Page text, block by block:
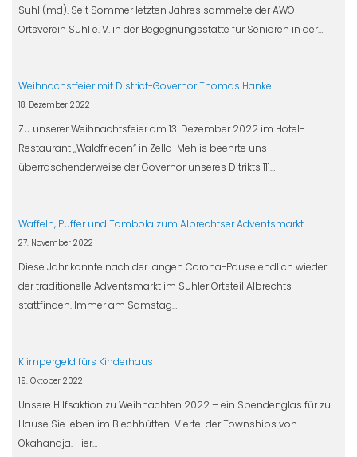
Suhl (md). Seit Sommer letzten Jahres sammelte der AWO
Ortsverein Suhl e. V. in der Begegnungsstätte für Senioren in der…
Weihnachstfeier mit District-Governor Thomas Hanke
18. Dezember 2022
Zu unserer Weihnachtsfeier am 13. Dezember 2022 im Hotel-
Restaurant „Waldfrieden“ in Zella-Mehlis beehrte uns
überraschenderweise der Governor unseres Ditrikts 111…
Waffeln, Puffer und Tombola zum Albrechtser Adventsmarkt
27. November 2022
Diese Jahr konnte nach der langen Corona-Pause endlich wieder
der traditionelle Adventsmarkt im Suhler Ortsteil Albrechts
stattfinden. Immer am Samstag…
Klimpergeld fürs Kinderhaus
19. Oktober 2022
Unsere Hilfsaktion zu Weihnachten 2022 – ein Spendenglas für zu
Hause Sie leben im Blechhütten-Viertel der Townships von
Okahandja. Hier…